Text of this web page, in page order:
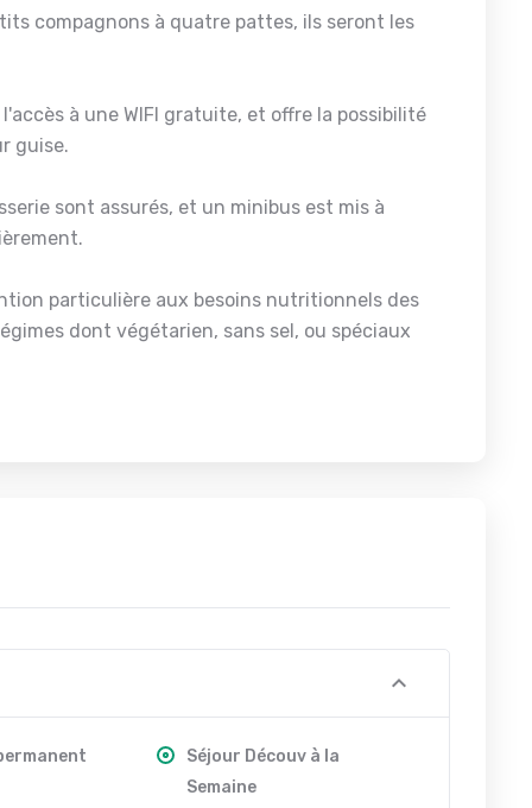
compagnons à quatre pattes, ils seront les
à une WIFI gratuite, et offre la possibilité
guise.
sont assurés, et un minibus est mis à
particulière aux besoins nutritionnels des
dont végétarien, sans sel, ou spéciaux
Séjour Découv à la
Semaine